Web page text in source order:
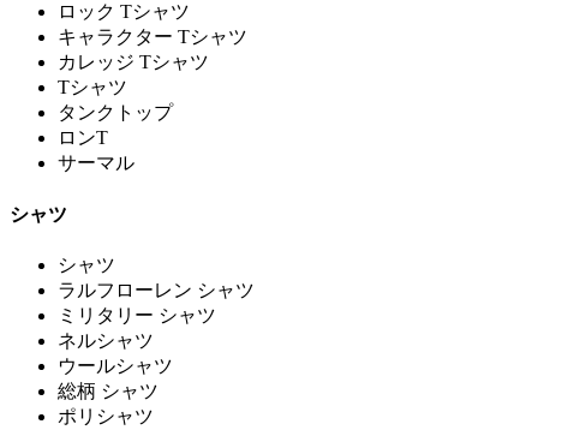
ロック Tシャツ
キャラクター Tシャツ
カレッジ Tシャツ
Tシャツ
タンクトップ
ロンT
サーマル
シャツ
シャツ
ラルフローレン シャツ
ミリタリー シャツ
ネルシャツ
ウールシャツ
総柄 シャツ
ポリシャツ